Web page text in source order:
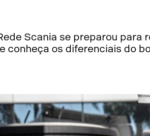
Scania se preparou para
conheça os diferenciais do